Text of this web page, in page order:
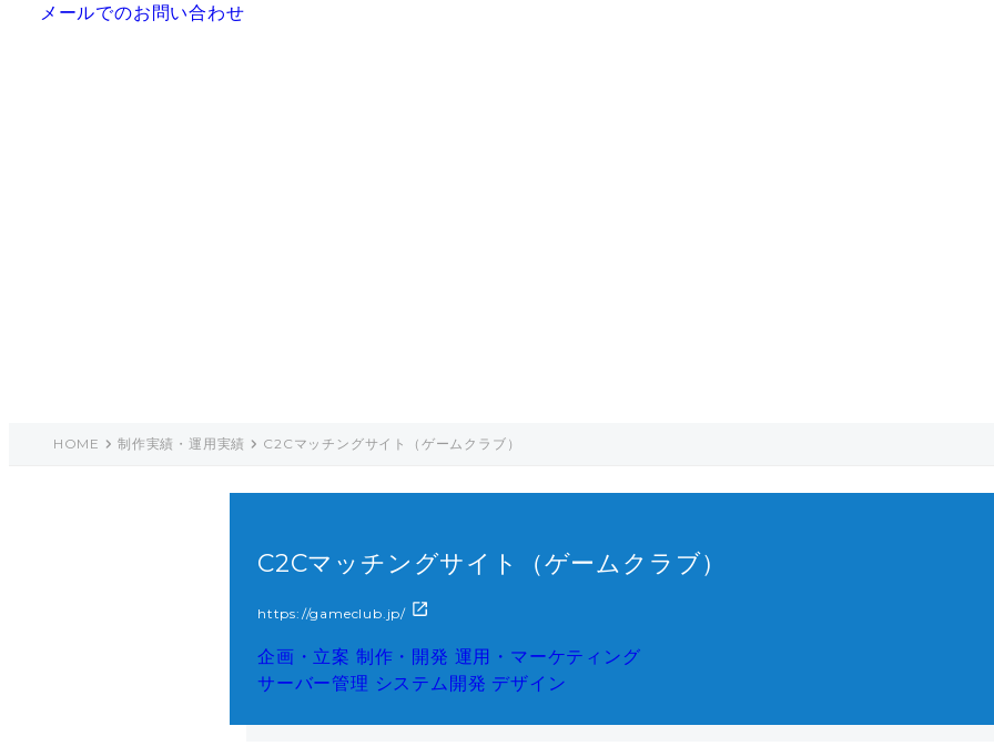
メールでのお問い合わせ
HOME 制作実績・運用実績 C2Cマッチングサイト（ゲームクラブ）
C2Cマッチングサイト（ゲームクラブ）
https://gameclub.jp/
企画・立案 制作・開発 運用・マーケティング
サーバー管理 システム開発 デザイン